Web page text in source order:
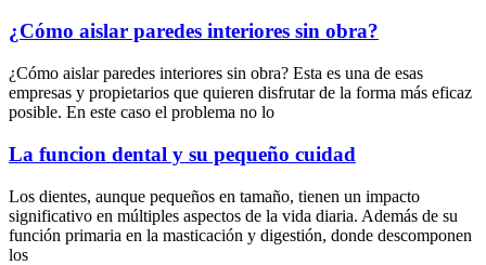
¿Cómo aislar paredes interiores sin obra?
¿Cómo aislar paredes interiores sin obra? Esta es una de esas
empresas y propietarios que quieren disfrutar de la forma más eficaz
posible. En este caso el problema no lo
La funcion dental y su pequeño cuidad
Los dientes, aunque pequeños en tamaño, tienen un impacto
significativo en múltiples aspectos de la vida diaria. Además de su
función primaria en la masticación y digestión, donde descomponen
los